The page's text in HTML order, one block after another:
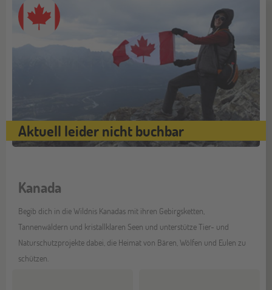
Aktuell leider nicht buchbar
Kanada
Begib dich in die Wildnis Kanadas mit ihren Gebirgsketten,
Tannenwäldern und kristallklaren Seen und unterstütze Tier- und
Naturschutzprojekte dabei, die Heimat von Bären, Wölfen und Eulen zu
schützen.